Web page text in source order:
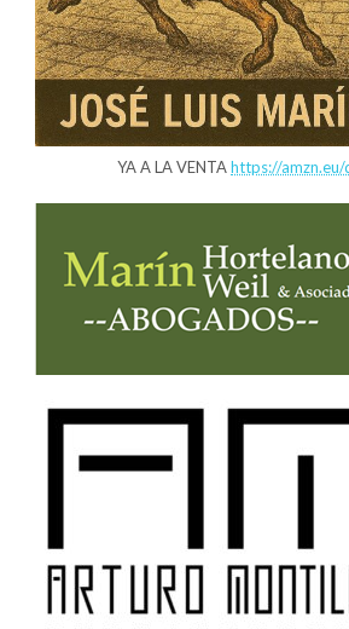
YA A LA VENTAhttps://